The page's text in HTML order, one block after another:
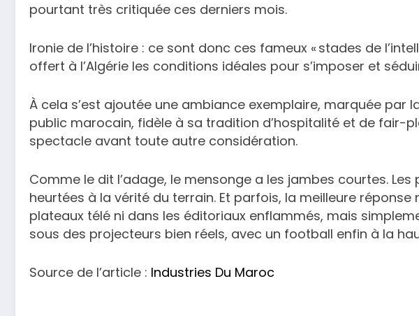
pourtant très critiquée ces derniers mois.
Ironie de l’histoire : ce sont donc ces fameux « stades de
offert à l’Algérie les conditions idéales pour s’imposer et
À cela s’est ajoutée une ambiance exemplaire, marquée par
public marocain, fidèle à sa tradition d’hospitalité et de fair-
spectacle avant toute autre considération.
Comme le dit l’adage, le mensonge a les jambes courtes. Les
heurtées à la vérité du terrain. Et parfois, la meilleure réponse
plateaux télé ni dans les éditoriaux enflammés, mais
sous des projecteurs bien réels, avec un football enfin à la
Source de l’article : Industries Du Maroc